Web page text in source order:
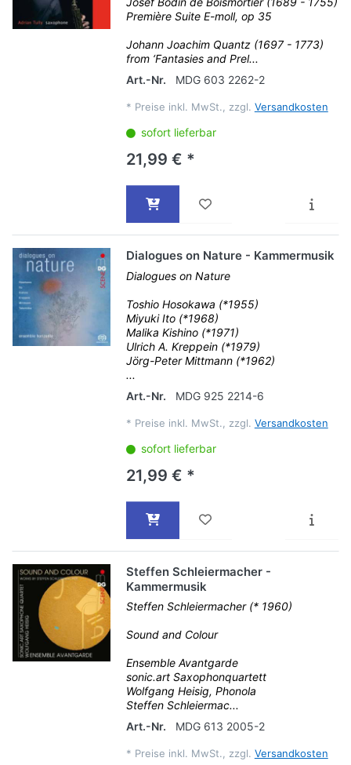
Première Suite E-moll, op 35
Johann Joachim Quantz (1697 - 1773)
from ‘Fantasies and Prel...
Art.-Nr.
MDG 603 2262-2
* Preise inkl. MwSt., zzgl. Versandkosten
sofort lieferbar
21,99 € *
Dialogues on Nature - Kammermusik
Dialogues on Nature
Toshio Hosokawa (*1955)
Miyuki Ito (*1968)
Malika Kishino (*1971)
Ulrich A. Kreppein (*1979)
Jörg-Peter Mittmann (*1962)
...
Art.-Nr.
MDG 925 2214-6
* Preise inkl. MwSt., zzgl. Versandkosten
sofort lieferbar
21,99 € *
Steffen Schleiermacher -
Kammermusik
Steffen Schleiermacher (* 1960)
Sound and Colour
Ensemble Avantgarde
sonic.art Saxophonquartett
Wolfgang Heisig, Phonola
Steffen Schleiermac...
Art.-Nr.
MDG 613 2005-2
* Preise inkl. MwSt., zzgl. Versandkosten